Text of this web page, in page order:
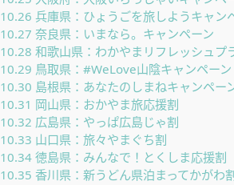
10.26 兵庫県：ひょうごを旅しようキャン
10.27 奈良県：いまなら。キャンペーン
10.28 和歌山県：わかやまリフレッシュプ
10.29 鳥取県：#WeLove山陰キャンペーン
10.30 島根県：あなたのしまねキャンペー
10.31 岡山県：おかやま旅応援割
10.32 広島県：やっぱ広島じゃ割
10.33 山口県：旅々やまぐち割
10.34徳島県：みんなで！とくしま応援割
10.35 香川県：新うどん県泊まってかがわ